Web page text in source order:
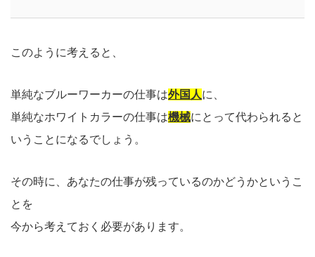
このように考えると、
単純なブルーワーカーの仕事は外国人に、
単純なホワイトカラーの仕事は機械にとって代わられると
いうことになるでしょう。
その時に、あなたの仕事が残っているのかどうかというこ
とを
今から考えておく必要があります。